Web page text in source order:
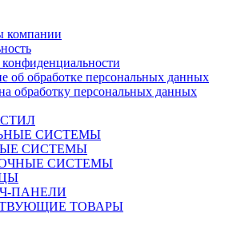
компании
об обработке персональных данных
обработку персональных данных
СИСТЕМЫ
СИСТЕМЫ
СИСТЕМЫ
ПАНЕЛИ
ТОВАРЫ